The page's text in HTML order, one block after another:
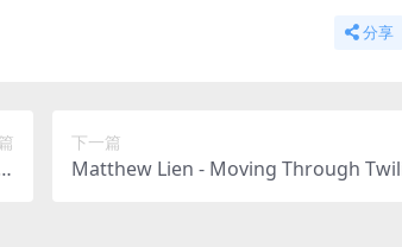
分享
下一篇
Matthew Lien - Moving Through